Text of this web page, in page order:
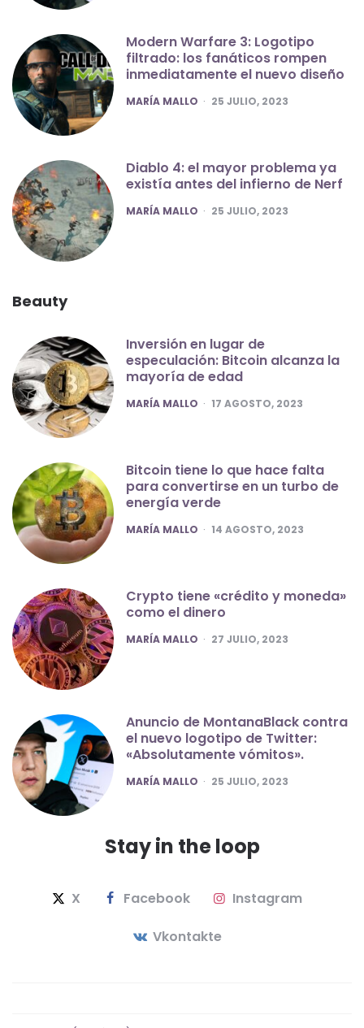
Modern Warfare 3: Logotipo
filtrado: los fanáticos rompen
inmediatamente el nuevo diseño
POSTED
MARÍA MALLO 25 JULIO, 2023
Diablo 4: el mayor problema ya
existía antes del infierno de Nerf
POSTED
MARÍA MALLO 25 JULIO, 2023
Beauty
Inversión en lugar de
especulación: Bitcoin alcanza la
mayoría de edad
POSTED
MARÍA MALLO 17 AGOSTO, 2023
Bitcoin tiene lo que hace falta
para convertirse en un turbo de
energía verde
POSTED
MARÍA MALLO 14 AGOSTO, 2023
Crypto tiene «crédito y moneda»
como el dinero
POSTED
MARÍA MALLO 27 JULIO, 2023
Anuncio de MontanaBlack contra
el nuevo logotipo de Twitter:
«Absolutamente vómitos».
POSTED
MARÍA MALLO 25 JULIO, 2023
Stay in the loop
X Facebook Instagram
Vkontakte